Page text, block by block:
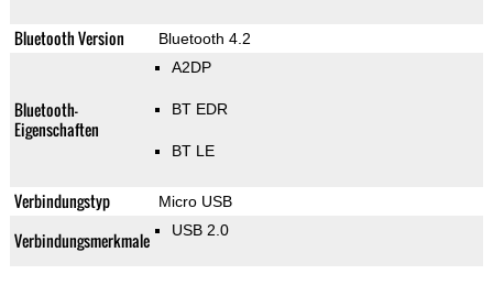
Bluetooth Version Bluetooth 4.2
Bluetooth-
Eigenschaften
A2DP
BT EDR
BT LE
Verbindungstyp Micro USB
Verbindungsmerkmale USB 2.0